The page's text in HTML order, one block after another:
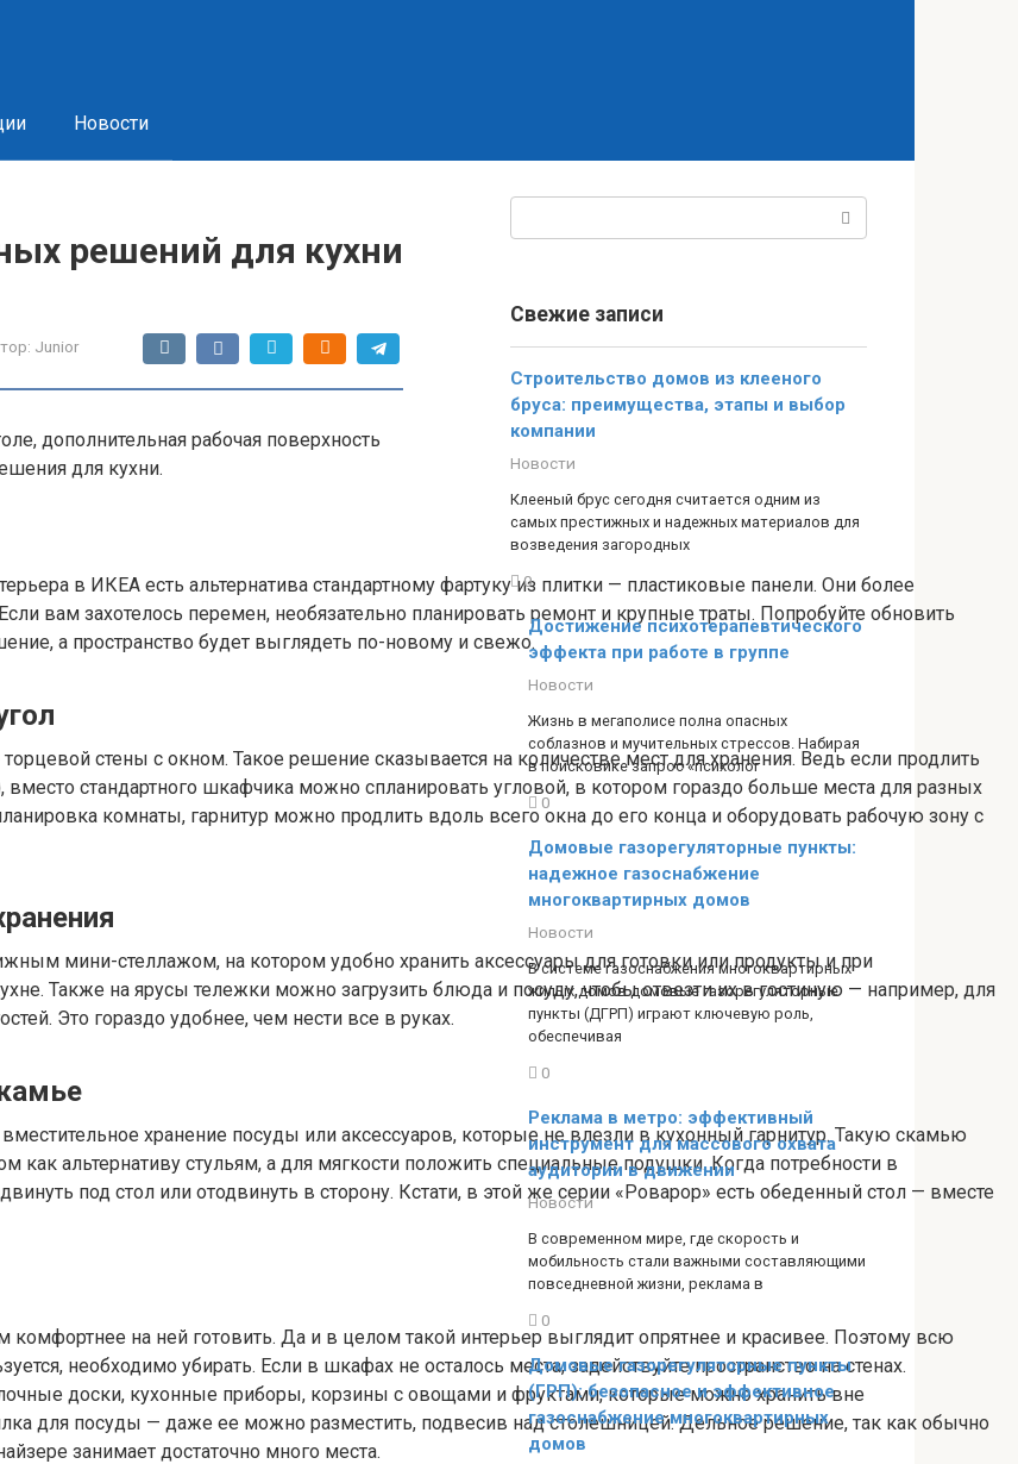
Новости
решений для кухни
Junior
дополнительная рабочая поверхность
для кухни.
в ИКЕА есть альтернатива стандартному фартуку из плитки — пластиковые панели. Они более
вам захотелось перемен, необязательно планировать ремонт и крупные траты. Попробуйте обновить
а пространство будет выглядеть по-новому и свежо.
стены с окном. Такое решение сказывается на количестве мест для хранения. Ведь если продлить
вместо стандартного шкафчика можно спланировать угловой, в котором гораздо больше места для разных
комнаты, гарнитур можно продлить вдоль всего окна до его конца и оборудовать рабочую зону с
мини-стеллажом, на котором удобно хранить аксессуары для готовки или продукты и при
Также на ярусы тележки можно загрузить блюда и посуду, чтобы отвезти их в гостиную — например, для
Это гораздо удобнее, чем нести все в руках.
хранение посуды или аксессуаров, которые не влезли в кухонный гарнитур. Такую скамью
как альтернативу стульям, а для мягкости положить специальные подушки. Когда потребности в
под стол или отодвинуть в сторону. Кстати, в этой же серии «Роварор» есть обеденный стол — вместе
комфортнее на ней готовить. Да и в целом такой интерьер выглядит опрятнее и красивее. Поэтому всю
необходимо убирать. Если в шкафах не осталось места, задействуйте пространство на стенах.
доски, кухонные приборы, корзины с овощами и фруктами, которые можно хранить вне
для посуды — даже ее можно разместить, подвесив над столешницей. Дельное решение, так как обычно
занимает достаточно много места.
Свежие записи
Строительство домов из клееного
бруса: преимущества, этапы и выбор
компании
Новости
Клееный брус сегодня считается одним из
самых престижных и надежных материалов для
возведения загородных
0
Достижение психотерапевтического
эффекта при работе в группе
Новости
Жизнь в мегаполисе полна опасных
соблазнов и мучительных стрессов. Набирая
в поисковике запрос «психолог
0
Домовые газорегуляторные пункты:
надежное газоснабжение
многоквартирных домов
Новости
В системе газоснабжения многоквартирных
жилых домов домовые газорегуляторные
пункты (ДГРП) играют ключевую роль,
обеспечивая
0
Реклама в метро: эффективный
инструмент для массового охвата
аудитории в движении
Новости
В современном мире, где скорость и
мобильность стали важными составляющими
повседневной жизни, реклама в
0
Домовые газорегуляторные пункты
(ГРП): безопасное и эффективное
газоснабжение многоквартирных
домов